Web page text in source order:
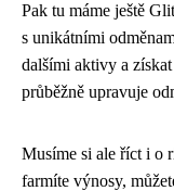
Pak tu máme ještě
s unikátními
dalšími aktivy a
průběžně upravuje
Musíme si ale říct i o
farmíte výnosy,